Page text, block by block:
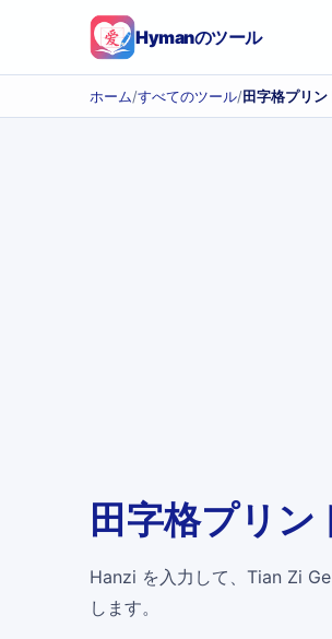
Hymanのツール
ホーム/すべてのツール/田字格プリン
田字格プリン
Hanzi を入力して、Tian Zi
します。